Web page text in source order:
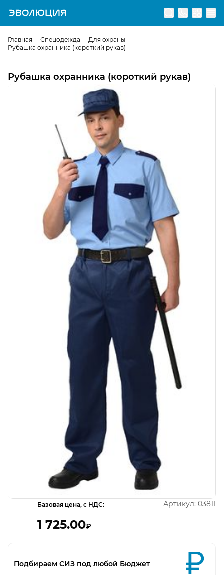
Перейти на главную страницу
Главная Спецодежда
Для охраны
Рубашка охранника (короткий рукав)
Открыть изображение
Рубашка охранника (короткий рукав)
Базовая цена, с НДС:
1 725.00₽
Артикул: 03811
Подбираем СИЗ под любой Бюджет